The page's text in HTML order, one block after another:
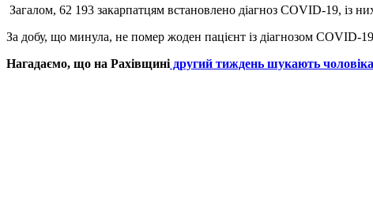
Загалом, 62 193 закарпатцям встановлено діагноз COVID-19, із
За добу, що минула, не помер жоден пацієнт із діагнозом COVID-
Нагадаємо, що на Рахівщині другий тиждень шукають